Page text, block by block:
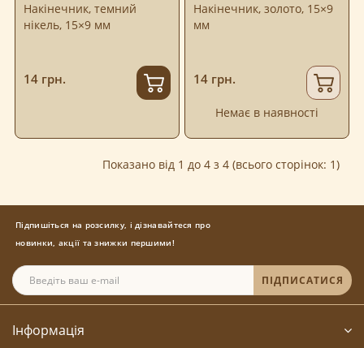
Накінечник, темний
нікель, 15×9 мм
14 грн.
Накінечник, золото, 15×9
мм
14 грн.
Немає в наявності
Показано від 1 до 4 з 4 (всього сторінок: 1)
Підпишіться на розсилку, і дізнавайтеся про
новинки, акції та знижки першими!
ПІДПИСАТИСЯ
Інформація